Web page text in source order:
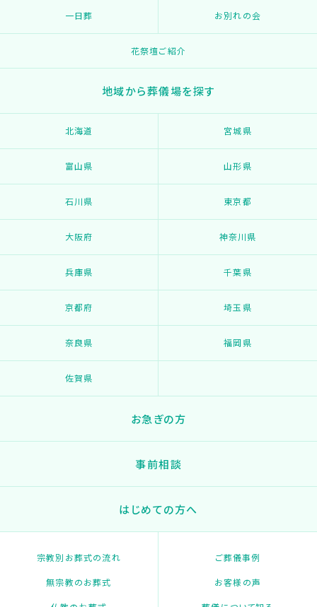
一日葬 お別れの会
花祭壇ご紹介
地域から葬儀場を探す
北海道 宮城県
富山県 山形県
石川県 東京都
大阪府 神奈川県
兵庫県 千葉県
京都府 埼玉県
奈良県 福岡県
佐賀県
お急ぎの方
事前相談
はじめての方へ
宗教別お葬式の流れ
無宗教のお葬式
ご葬儀事例
お客様の声